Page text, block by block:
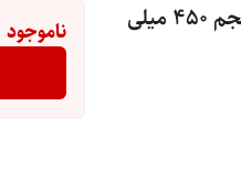
الکل صنعتی %99.9 جهان آرارات حجم 450 میلی
ناموجود